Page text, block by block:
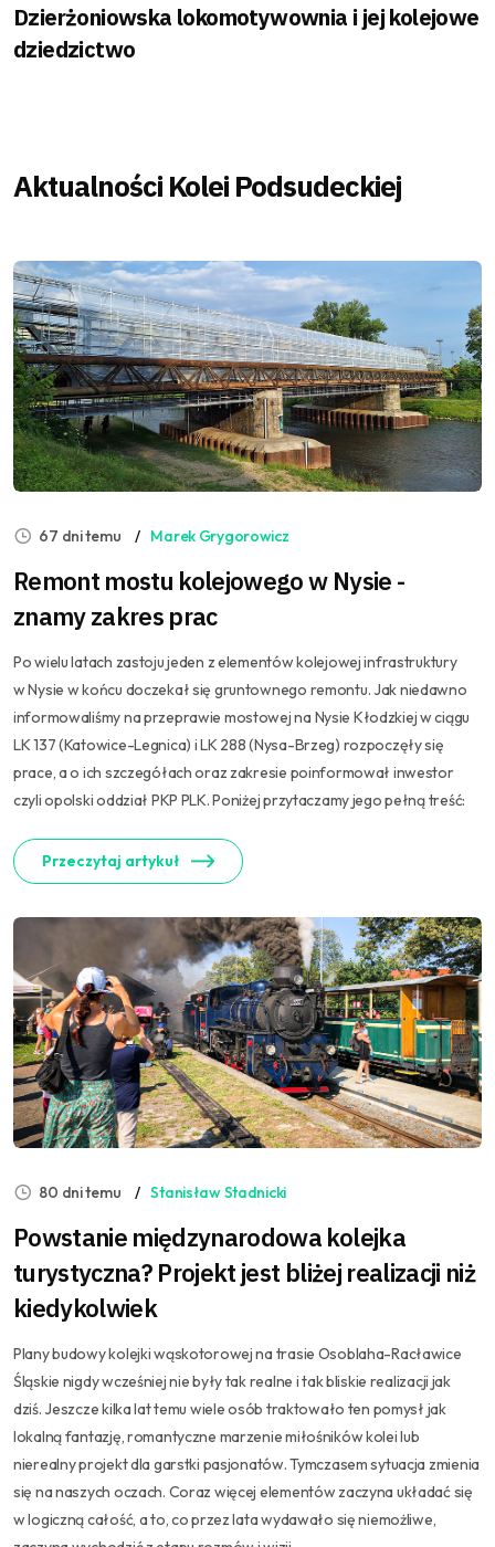
Dzierżoniowska lokomotywownia i jej kolejowe
dziedzictwo
Aktualności Kolei Podsudeckiej
67 dni temu Marek Grygorowicz
Remont mostu kolejowego w Nysie -
znamy zakres prac
Po wielu latach zastoju jeden z elementów kolejowej infrastruktury
w Nysie w końcu doczekał się gruntownego remontu. Jak niedawno
informowaliśmy na przeprawie mostowej na Nysie Kłodzkiej w ciągu
LK 137 (Katowice-Legnica) i LK 288 (Nysa-Brzeg) rozpoczęły się
prace, a o ich szczegółach oraz zakresie poinformował inwestor
czyli opolski oddział PKP PLK. Poniżej przytaczamy jego pełną treść:
Przeczytaj artykuł
80 dni temu Stanisław Stadnicki
Powstanie międzynarodowa kolejka
turystyczna? Projekt jest bliżej realizacji niż
kiedykolwiek
Plany budowy kolejki wąskotorowej na trasie Osoblaha-Racławice
Śląskie nigdy wcześniej nie były tak realne i tak bliskie realizacji jak
dziś. Jeszcze kilka lat temu wiele osób traktowało ten pomysł jak
lokalną fantazję, romantyczne marzenie miłośników kolei lub
nierealny projekt dla garstki pasjonatów. Tymczasem sytuacja zmienia
się na naszych oczach. Coraz więcej elementów zaczyna układać się
w logiczną całość, a to, co przez lata wydawało się niemożliwe,